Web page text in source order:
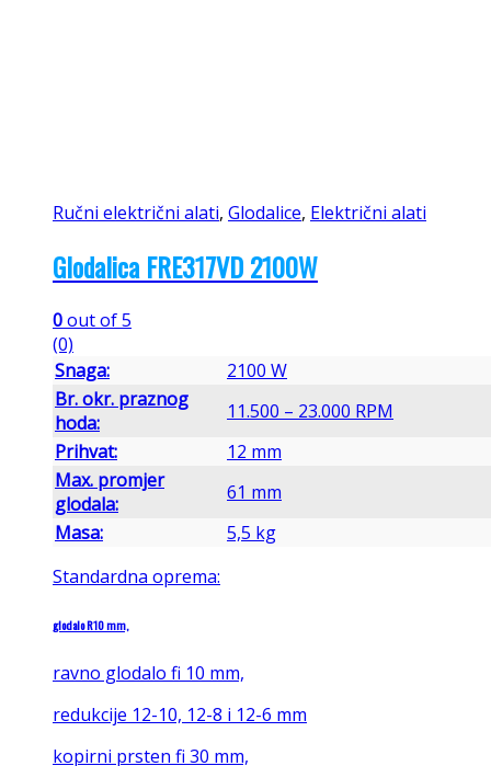
Ručni električni alati, Glodalice, Električni alati
Glodalica FRE317VD 2100W
0out of 5
(0)
Snaga:
2100 W
Br. okr. praznog
hoda:
11.500 – 23.000 RPM
Prihvat:
12 mm
Max. promjer
glodala:
61 mm
Masa:
5,5 kg
Standardna oprema:
glodalo R10 mm,
ravno glodalo fi 10 mm,
redukcije 12-10, 12-8 i 12-6 mm
kopirni prsten fi 30 mm,